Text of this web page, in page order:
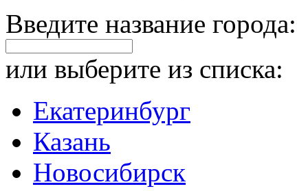
Введите название города:
или выберите из списка:
Екатеринбург
Казань
Новосибирск